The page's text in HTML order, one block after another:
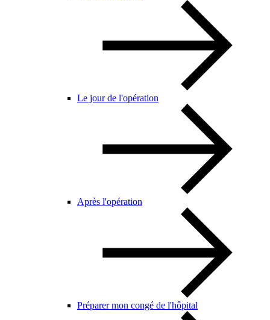
Le jour de l'opération
Après l'opération
Préparer mon congé de l'hôpital